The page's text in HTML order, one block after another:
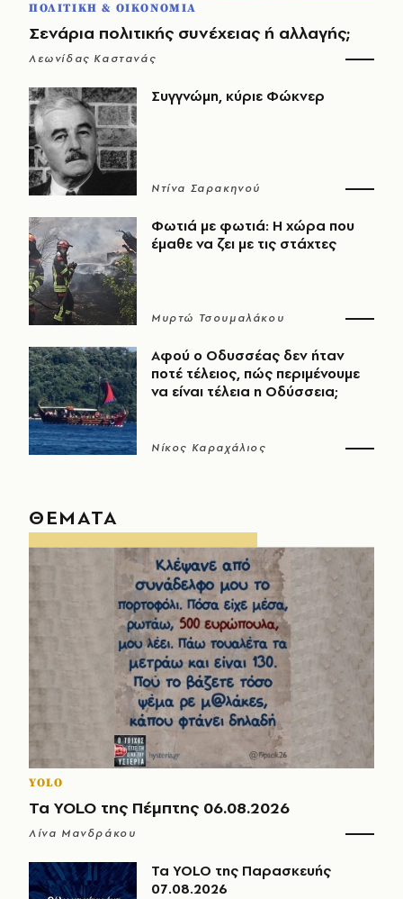
ΠΟΛΙΤΙΚΗ & ΟΙΚΟΝΟΜΙΑ
Σενάρια πολιτικής συνέχειας ή αλλαγής;
Λεωνίδας Καστανάς
Συγγνώμη, κύριε Φώκνερ
Ντίνα Σαρακηνού
Φωτιά με φωτιά: Η χώρα που
έμαθε να ζει με τις στάχτες
Μυρτώ Τσουμαλάκου
Αφού ο Οδυσσέας δεν ήταν
ποτέ τέλειος, πώς περιμένουμε
να είναι τέλεια η Οδύσσεια;
Νίκος Καραχάλιος
ΘΕΜΑΤΑ
YOLO
Τα YOLO της Πέμπτης 06.08.2026
Λίνα Μανδράκου
Τα YOLO της Παρασκευής
07.08.2026